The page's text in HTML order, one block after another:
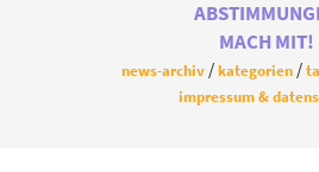
MACH MIT!
news-archiv kategorien
impressum &